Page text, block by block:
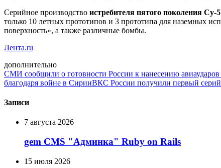
Серийное производство истребителя пятого поколения Су-
только 10 летных прототипов и 3 прототипа для наземных
поверхность», а также различные бомбы.
Лента.ru
дополнительно
СМИ сообщили о готовности России к нанесению
благодаря войне в СирииВКС России получили первый
Записи
7 августа 2026
gem CMS "Админка" Ruby on Rails
15 июля 2026